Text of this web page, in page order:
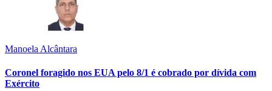
Manoela Alcântara
Coronel foragido nos EUA pelo 8/1 é cobrado por dívida com
Exército